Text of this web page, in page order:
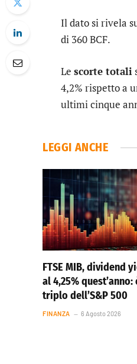
Il dato si rivela
di 360 BCF.
Le scorte totali
4,2% rispetto a
ultimi cinque
LEGGI ANCHE
FTSE MIB, dividend
al 4,25%
triplo dell’S&P 500
FINANZA 6 Agosto 2026